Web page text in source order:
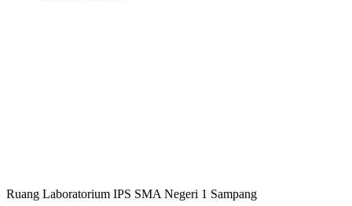
Ruang Laboratorium IPS SMA Negeri 1 Sampang